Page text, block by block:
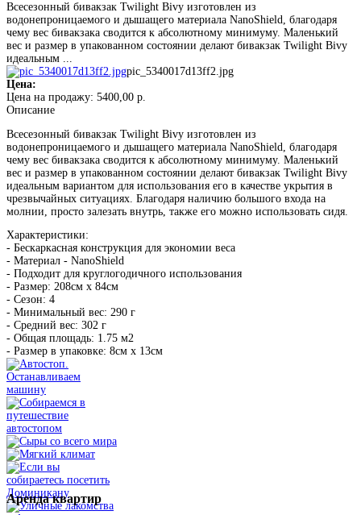
Всесезонный бивакзак Twilight Bivy изготовлен из
водонепроницаемого и дышащего материала NanoShield, благодаря
чему вес бивакзака сводится к абсолютному минимуму. Маленький
вес и размер в упакованном состоянии делают бивакзак Twilight Bivy
идеальным ...
pic_5340017d13ff2.jpg
Цена:
Цена на продажу: 5400,00 р.
Описание
Всесезонный бивакзак Twilight Bivy изготовлен из
водонепроницаемого и дышащего материала NanoShield, благодаря
чему вес бивакзака сводится к абсолютному минимуму. Маленький
вес и размер в упакованном состоянии делают бивакзак Twilight Bivy
идеальным вариантом для использования его в качестве укрытия в
чрезвычайных ситуациях. Благодаря наличию большого входа на
молнии, просто залезать внутрь, также его можно использовать сидя.
Характеристики:
- Бескаркасная конструкция для экономии веса
- Материал - NanoShield
- Подходит для круглогодичного использования
- Размер: 208см x 84см
- Сезон: 4
- Минимальный вес: 290 г
- Средний вес: 302 г
- Общая площадь: 1.75 м2
- Размер в упаковке: 8см x 13см
Арендаквартир